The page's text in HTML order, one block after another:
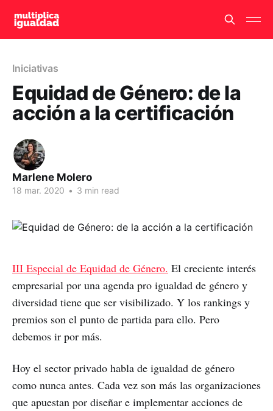
Iniciativas
Equidad de Género: de la
acción a la certificación
Marlene Molero
18 mar. 2020 • 3 min read
III Especial de Equidad de Género. El creciente interés
empresarial por una agenda pro igualdad de género y
diversidad tiene que ser visibilizado. Y los rankings y
premios son el punto de partida para ello. Pero
debemos ir por más.
Hoy el sector privado habla de igualdad de género
como nunca antes. Cada vez son más las organizaciones
que apuestan por diseñar e implementar acciones de